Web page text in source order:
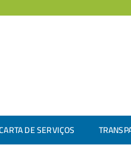
DE SERVIÇOS